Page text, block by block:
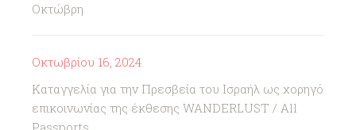
Οκτώβρη
Οκτωβρίου 16, 2024
Καταγγελία για την Πρεσβεία του Ισραήλ ως χορηγό
επικοινωνίας της έκθεσης WANDERLUST / All
Passports